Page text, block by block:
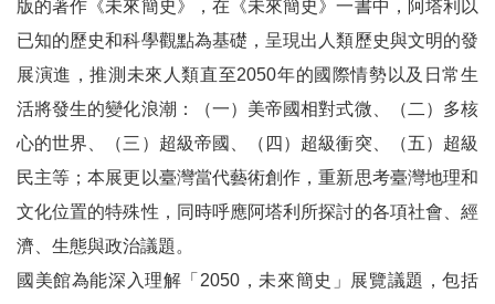
源
性
別
等
兒
童
版的著作《未來簡史》，在《未來簡史》一書中，阿塔利以
已知的歷史和科學觀點為基礎，呈現出人類歷史與文明的發
展演進，推測未來人類直至2050年的國際情勢以及日常生
活將發生的變化浪潮：（一）美帝國相對式微、（二）多核
心的世界、（三）超級帝國、（四）超級衝突、（五）超級
民主等；本展更以臺灣當代藝術創作，重新思考臺灣地理和
文化位置的特殊性，同時呼應阿塔利所探討的各項社會、經
濟、生態與政治議題。
國美館為能深入理解「 2050 ，未來簡史」展覽議題，包括